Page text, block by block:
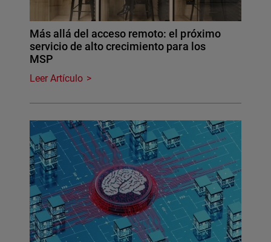
Más allá del acceso remoto: el próximo
servicio de alto crecimiento para los
MSP
Leer Artículo